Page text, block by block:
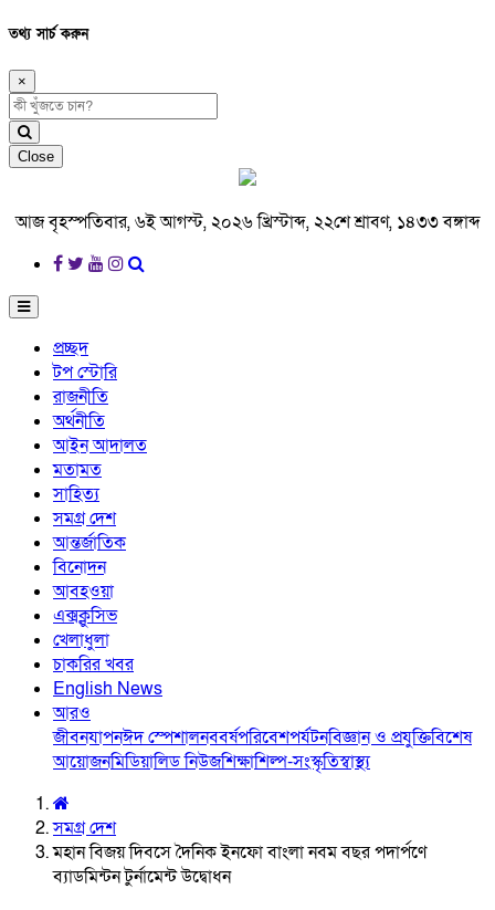
তথ্য সার্চ করুন
×
Close
আজ বৃহস্পতিবার, ৬ই আগস্ট, ২০২৬ খ্রিস্টাব্দ, ২২শে শ্রাবণ, ১৪৩৩ বঙ্গাব্দ
প্রচ্ছদ
টপ স্টোরি
রাজনীতি
অর্থনীতি
আইন আদালত
মতামত
সাহিত্য
সমগ্র দেশ
আন্তর্জাতিক
বিনোদন
আবহওয়া
এক্সক্লুসিভ
খেলাধুলা
চাকরির খবর
English News
আরও
জীবনযাপনঈদ স্পেশালনববর্ষপরিবেশপর্যটনবিজ্ঞান ও প্রযুক্তিবিশেষ
আয়োজনমিডিয়ালিড নিউজশিক্ষাশিল্প-সংস্কৃতিস্বাস্থ্য
সমগ্র দেশ
মহান বিজয় দিবসে দৈনিক ইনফো বাংলা নবম বছর পদার্পণে
ব্যাডমিন্টন টুর্নামেন্ট উদ্বোধন